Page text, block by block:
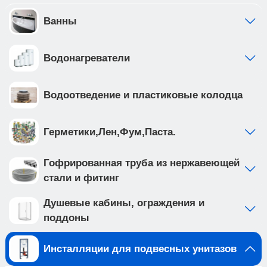
регулируются в диапазоне от 0 до 200мм. • рама
инсталляции выполнена из высокопрочной
обеспечивает надежность и долговечность
спокойствие и комфорт в вашем доме на долгие
годы вперед.
комплектом сантехники, который включает
подвесной унитаз BURGOS ALTO (арт.
IB.BRA.231.1B1) и клавишу смыва ESTI-O цвета
серый матовый,, ABS пластик (арт.
безободковой системой смыва выполнен из
белого фарфора, и имеет такие особенности
как: • отсутствие ободка не мешает потоку воды
и не дает места для скопления грязи и бактерий
• чаша с технологией антивсплеск
Ванны
Водонагреватели
Водоотведение и пластиковые колодца
Герметики,Лен,Фум,Паста.
Гофрированная труба из нержавеющей
стали и фитинг
Душевые кабины, ограждения и
поддоны
Инсталляции для подвесных унитазов